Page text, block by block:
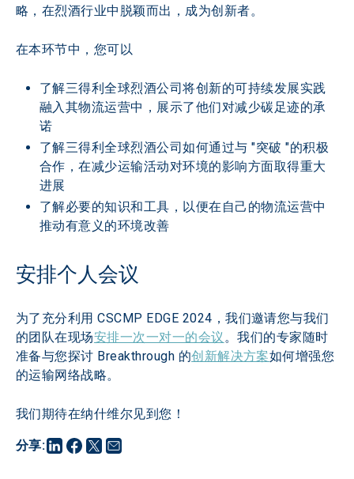
分享:
略，在烈酒行业中脱颖而出，成为创新者。
在本环节中，您可以
了解三得利全球烈酒公司将创新的可持续发展实践
融入其物流运营中，展示了他们对减少碳足迹的承
诺
了解三得利全球烈酒公司如何通过与 "突破 "的积极
合作，在减少运输活动对环境的影响方面取得重大
进展
了解必要的知识和工具，以便在自己的物流运营中
推动有意义的环境改善
安排个人会议
为了充分利用 CSCMP EDGE 2024，我们邀请您与我们
的团队在现场安排一次一对一的会议。我们的专家随时
准备与您探讨 Breakthrough 的创新解决方案如何增强您
的运输网络战略。
我们期待在纳什维尔见到您！